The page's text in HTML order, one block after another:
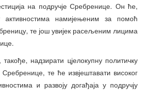
на подручје Сребренице. Он ће,
активностима намијењеним за помоћ
те још увијек расељеним лицима
надзирати цјелокупну политичку
Сребренице, те ће извјештавати високог
и развоју догађаја у подручју